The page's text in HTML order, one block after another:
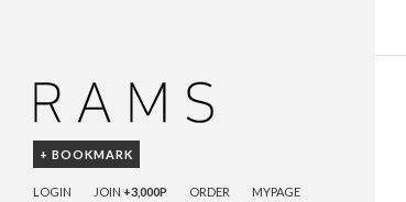
+ BOOKMARK
LOGIN JOIN +3,000P ORDER MYPAGE